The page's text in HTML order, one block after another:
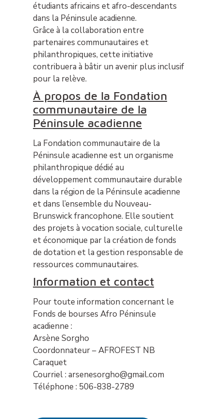
étudiants africains et afro-descendants
dans la Péninsule acadienne.
Grâce à la collaboration entre
partenaires communautaires et
philanthropiques, cette initiative
contribuera à bâtir un avenir plus inclusif
pour la relève.
À propos de la Fondation
communautaire de la
Péninsule acadienne
La Fondation communautaire de la
Péninsule acadienne est un organisme
philanthropique dédié au
développement communautaire durable
dans la région de la Péninsule acadienne
et dans l’ensemble du Nouveau-
Brunswick francophone. Elle soutient
des projets à vocation sociale, culturelle
et économique par la création de fonds
de dotation et la gestion responsable de
ressources communautaires.
Information et contact
Pour toute information concernant le
Fonds de bourses Afro Péninsule
acadienne :
Arsène Sorgho
Coordonnateur – AFROFEST NB
Caraquet
Courriel : arsenesorgho@gmail.com
Téléphone : 506-838-2789